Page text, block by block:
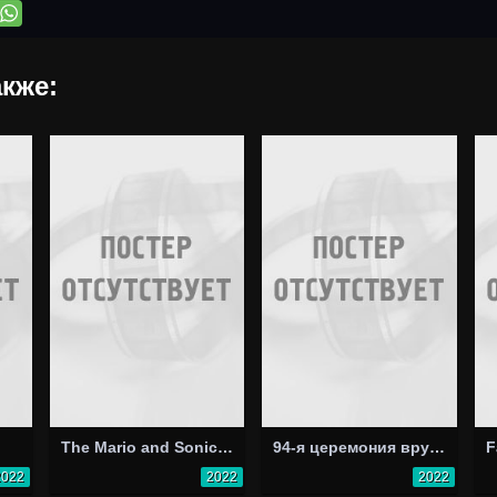
The Mario and Sonic Tribute - Headstrong 3
2022
94-я церемония вручения премии «Оскар»
2022